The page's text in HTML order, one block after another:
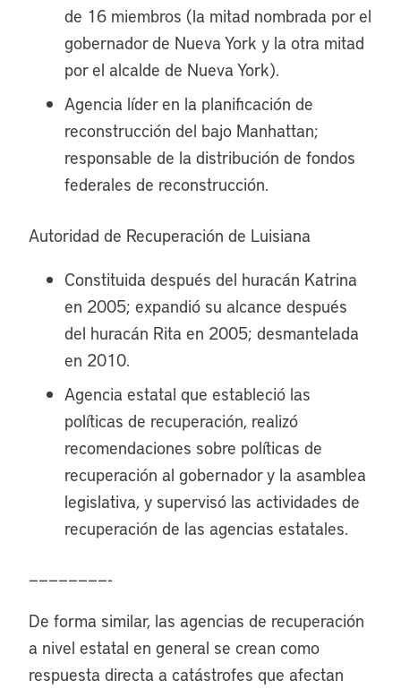
de 16 miembros (la mitad nombrada por el
gobernador de Nueva York y la otra mitad
por el alcalde de Nueva York).
Agencia líder en la planificación de
reconstrucción del bajo Manhattan;
responsable de la distribución de fondos
federales de reconstrucción.
Autoridad de Recuperación de Luisiana
Constituida después del huracán Katrina
en 2005; expandió su alcance después
del huracán Rita en 2005; desmantelada
en 2010.
Agencia estatal que estableció las
políticas de recuperación, realizó
recomendaciones sobre políticas de
recuperación al gobernador y la asamblea
legislativa, y supervisó las actividades de
recuperación de las agencias estatales.
————————-
De forma similar, las agencias de recuperación
a nivel estatal en general se crean como
respuesta directa a catástrofes que afectan